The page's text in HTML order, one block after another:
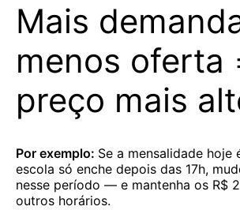
Mais
menos oferta
preço mais
Por exemplo: Se a mensalidade hoje
escola só enche depois das 17h,
nesse período — e mantenha os R$
outros horários.